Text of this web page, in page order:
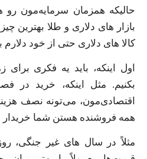
حالیکه همزمان سرمایه‌مون
بازار های دلاری و طلا بهترین
کالا های دلاری حتی از خود
اول اینکه، باید یه فکری برای
بکنیم. مثل اینکه، خرید در
اقتصادی‌مون، می‌تونه نصف
همه فروشنده هستن شما
مثلاً در سال های غیر جنگی،